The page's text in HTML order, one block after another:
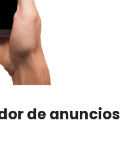
de anuncios